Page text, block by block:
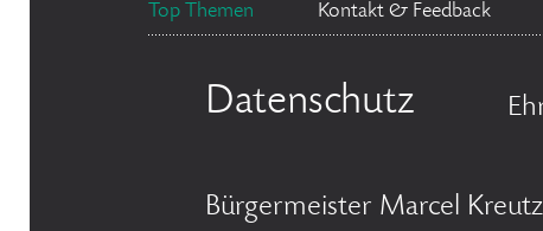
Top Themen Kontakt & Feedback
Datenschutz
Bürgermeister Marcel Kreutz